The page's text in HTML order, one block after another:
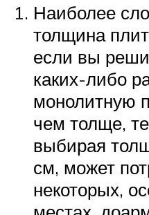
Наиболее
толщина
если вы
каких-либо
монолитную
чем толще,
выбирая
см, может
некоторых,